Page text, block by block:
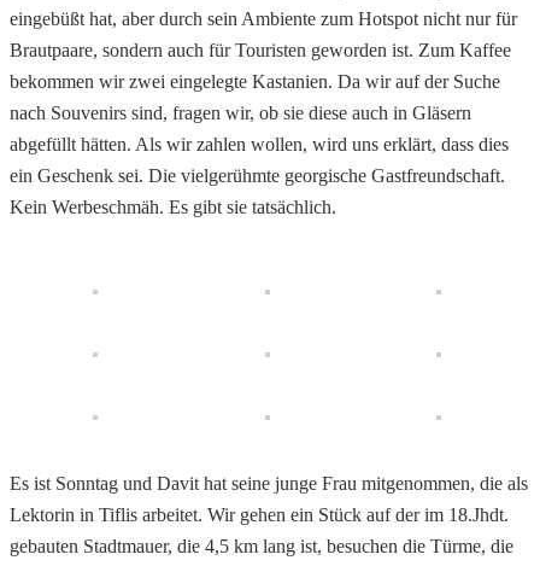
eingebüßt hat, aber durch sein Ambiente zum Hotspot nicht nur für
Brautpaare, sondern auch für Touristen geworden ist. Zum Kaffee
bekommen wir zwei eingelegte Kastanien. Da wir auf der Suche
nach Souvenirs sind, fragen wir, ob sie diese auch in Gläsern
abgefüllt hätten. Als wir zahlen wollen, wird uns erklärt, dass dies
ein Geschenk sei. Die vielgerühmte georgische Gastfreundschaft.
Kein Werbeschmäh. Es gibt sie tatsächlich.
Es ist Sonntag und Davit hat seine junge Frau mitgenommen, die als
Lektorin in Tiflis arbeitet. Wir gehen ein Stück auf der im 18.Jhdt.
gebauten Stadtmauer, die 4,5 km lang ist, besuchen die Türme, die